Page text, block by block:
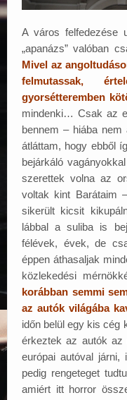
A város felfedezése
„apanázs” valóban
Mivel az
felmutassak,
gyorsétteremben
mindenki… Csak az
bennem – hiába
átláttam, hogy ebből
bejárkáló
szerettek volna az
voltak kint Barátaim
sikerült kicsit
lábbal a suliba is
félévek, évek, de
éppen áthasaljak
közlekedési
korábban semmi
az autók világába
időn belül egy kis cég
érkeztek az autók az
európai autóval
pedig rengeteget
amiért itt horror